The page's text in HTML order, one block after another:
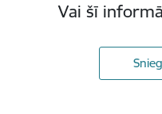
Vai šī